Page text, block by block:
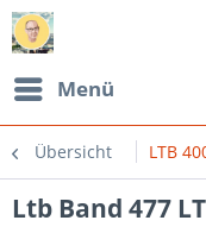
Menü
Übersicht LTB
Ltb Band 477